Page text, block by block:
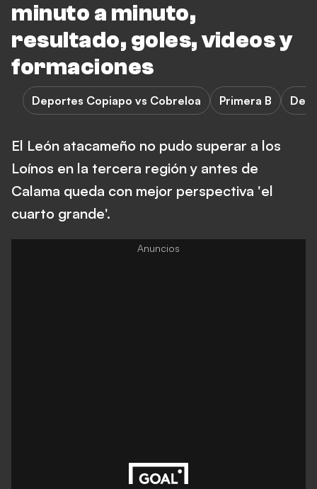
minuto a minuto,
resultado, goles, videos y
formaciones
Deportes Copiapo vs Cobreloa Primera B
El León atacameño no pudo superar a los
Loínos en la tercera región y antes de
Calama queda con mejor perspectiva 'el
cuarto grande'.